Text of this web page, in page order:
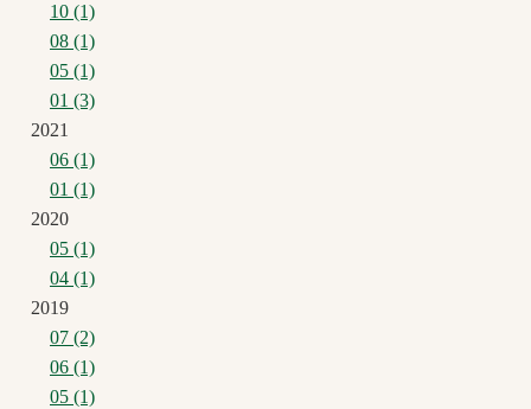
10 (1)
08 (1)
05 (1)
01 (3)
2021
06 (1)
01 (1)
2020
05 (1)
04 (1)
2019
07 (2)
06 (1)
05 (1)